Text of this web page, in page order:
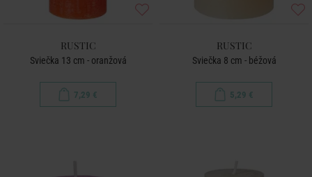
RUSTIC
Sviečka 13 cm - oranžová
7,29 €
RUSTIC
Sviečka 8 cm - béžová
5,29 €